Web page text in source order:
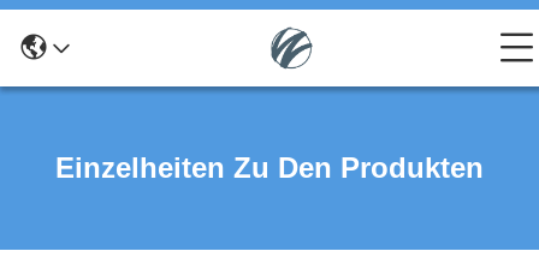
Einzelheiten Zu Den Produkten